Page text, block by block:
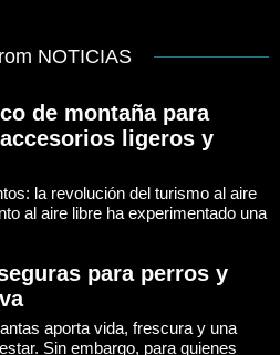
NOTICIAS
de montaña para
ligeros y
la revolución del turismo al aire
al aire libre ha experimentado una
para perros y
aporta vida, frescura y una
Sin embargo, para quienes